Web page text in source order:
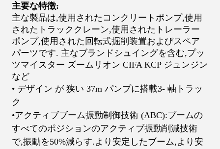
主要な特徴:
主な製品は,使用されたコンクリートポンプ,使用
されたトラッククレーン,使用されたトレーラー
ポンプ,使用された回転式掘削装置およびスペア
パーツです. 主なブランド シュイングを含む,プッ
ツマイスター ズームリオン CIFA KCP ジュンジン
など
• デザイン が 狭い 37m パンプに搭載3- 軸トラッ
ク
•アクティブブーム振動制御技術 (ABC):ブームの
すべてのポジションのアクティブ振動削減技術
で,振動を50%減らす.より安定したブーム,より安